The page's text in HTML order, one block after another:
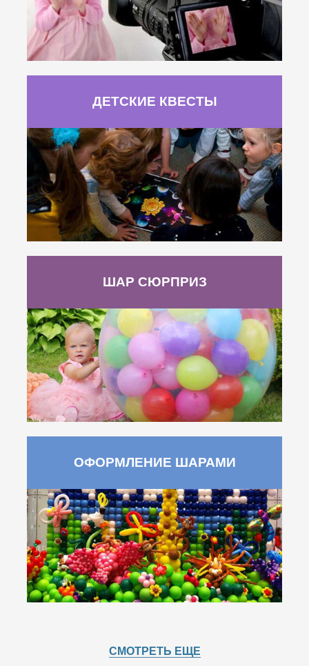
ДЕТСКИЕ КВЕСТЫ
ШАР СЮРПРИЗ
ОФОРМЛЕНИЕ ШАРАМИ
СМОТРЕТЬ ЕЩЕ